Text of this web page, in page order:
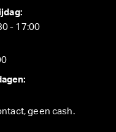
- 17:00
geen cash.